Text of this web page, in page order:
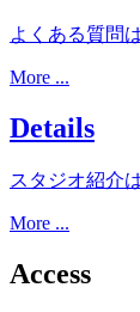
よくある質問
More ...
Details
スタジオ紹介
More ...
Access